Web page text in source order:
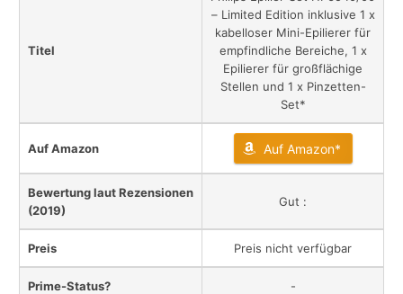
Titel
– Limited Edition inklusive 1 x
kabelloser Mini-Epilierer für
empfindliche Bereiche, 1 x
Epilierer für großflächige
Stellen und 1 x Pinzetten-
Set*
Auf Amazon Auf Amazon*
Bewertung laut Rezensionen
(2019)
Gut :
Preis Preis nicht verfügbar
Prime-Status? -